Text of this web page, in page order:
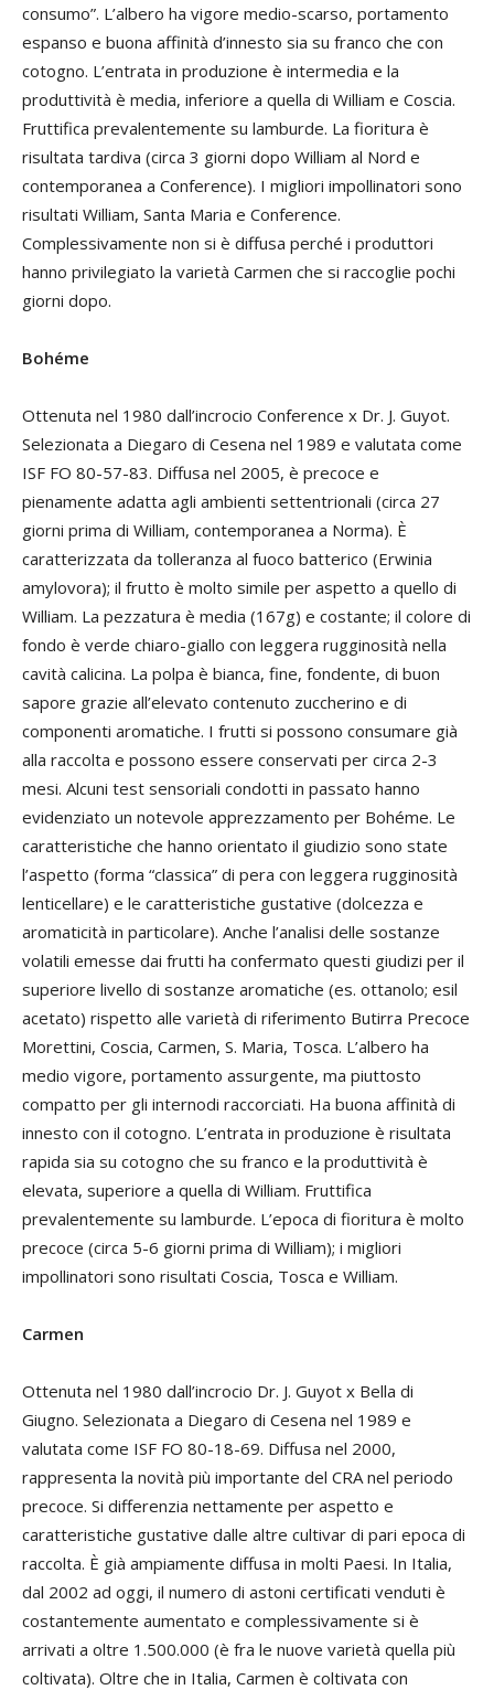
consumo”. L’albero ha vigore medio-scarso, portamento
espanso e buona affinità d’innesto sia su franco che con
cotogno. L’entrata in produzione è intermedia e la
produttività è media, inferiore a quella di William e Coscia.
Fruttifica prevalentemente su lamburde. La fioritura è
risultata tardiva (circa 3 giorni dopo William al Nord e
contemporanea a Conference). I migliori impollinatori sono
risultati William, Santa Maria e Conference.
Complessivamente non si è diffusa perché i produttori
hanno privilegiato la varietà Carmen che si raccoglie pochi
giorni dopo.
Bohéme
Ottenuta nel 1980 dall’incrocio Conference x Dr. J. Guyot.
Selezionata a Diegaro di Cesena nel 1989 e valutata come
ISF FO 80-57-83. Diffusa nel 2005, è precoce e
pienamente adatta agli ambienti settentrionali (circa 27
giorni prima di William, contemporanea a Norma). È
caratterizzata da tolleranza al fuoco batterico (Erwinia
amylovora); il frutto è molto simile per aspetto a quello di
William. La pezzatura è media (167g) e costante; il colore di
fondo è verde chiaro-giallo con leggera rugginosità nella
cavità calicina. La polpa è bianca, fine, fondente, di buon
sapore grazie all’elevato contenuto zuccherino e di
componenti aromatiche. I frutti si possono consumare già
alla raccolta e possono essere conservati per circa 2-3
mesi. Alcuni test sensoriali condotti in passato hanno
evidenziato un notevole apprezzamento per Bohéme. Le
caratteristiche che hanno orientato il giudizio sono state
l’aspetto (forma “classica” di pera con leggera rugginosità
lenticellare) e le caratteristiche gustative (dolcezza e
aromaticità in particolare). Anche l’analisi delle sostanze
volatili emesse dai frutti ha confermato questi giudizi per il
superiore livello di sostanze aromatiche (es. ottanolo; esil
acetato) rispetto alle varietà di riferimento Butirra Precoce
Morettini, Coscia, Carmen, S. Maria, Tosca. L’albero ha
medio vigore, portamento assurgente, ma piuttosto
compatto per gli internodi raccorciati. Ha buona affinità di
innesto con il cotogno. L’entrata in produzione è risultata
rapida sia su cotogno che su franco e la produttività è
elevata, superiore a quella di William. Fruttifica
prevalentemente su lamburde. L’epoca di fioritura è molto
precoce (circa 5-6 giorni prima di William); i migliori
impollinatori sono risultati Coscia, Tosca e William.
Carmen
Ottenuta nel 1980 dall’incrocio Dr. J. Guyot x Bella di
Giugno. Selezionata a Diegaro di Cesena nel 1989 e
valutata come ISF FO 80-18-69. Diffusa nel 2000,
rappresenta la novità più importante del CRA nel periodo
precoce. Si differenzia nettamente per aspetto e
caratteristiche gustative dalle altre cultivar di pari epoca di
raccolta. È già ampiamente diffusa in molti Paesi. In Italia,
dal 2002 ad oggi, il numero di astoni certificati venduti è
costantemente aumentato e complessivamente si è
arrivati a oltre 1.500.000 (è fra le nuove varietà quella più
coltivata). Oltre che in Italia, Carmen è coltivata con